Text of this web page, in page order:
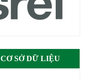
SỞ DỮ LIỆU